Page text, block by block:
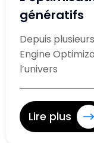
génératifs
Depuis
Engine
l’univers
Lire plus